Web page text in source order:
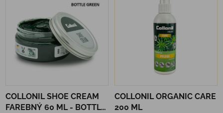
COLLONIL SHOE CREAM
FAREBNÝ 60 ML - BOTTLE
COLLONIL ORGANIC CARE
200 ML